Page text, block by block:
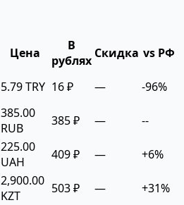
Цена
В
рублях Скидка vs РФ
5.79 TRY 16 ₽ — -96%
385.00
RUB
385 ₽ — --
225.00
UAH
409 ₽ — +6%
2,900.00
KZT
503 ₽ — +31%